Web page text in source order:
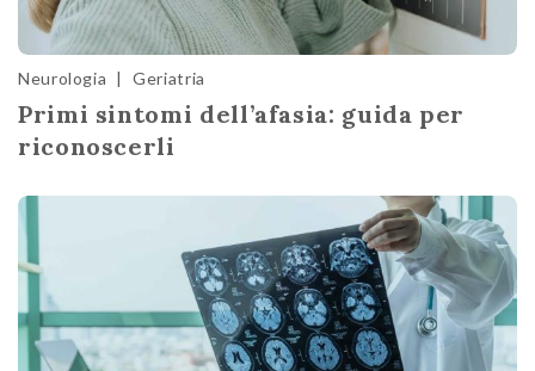
Neurologia | Geriatria
Primi sintomi dell’afasia: guida per
riconoscerli